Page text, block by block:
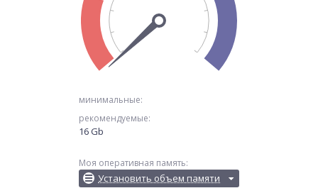
минимальные:
рекомендуемые:
16 Gb
Моя оперативная память:
Установить объем памяти